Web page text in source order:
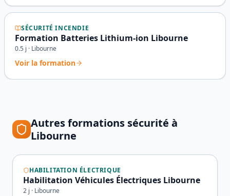
SÉCURITÉ INCENDIE
Formation Batteries Lithium-ion Libourne
0.5 j · Libourne
Voir la formation
Autres formations sécurité à
Libourne
HABILITATION ÉLECTRIQUE
Habilitation Véhicules Électriques Libourne
2 j · Libourne